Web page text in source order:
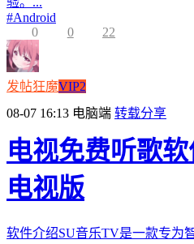
#Android
0
0 22
发帖狂魔VIP2
08-07 16:13 电脑端 转载分享
电视免费听歌
电视版
软件介绍SU音乐TV是一款专为